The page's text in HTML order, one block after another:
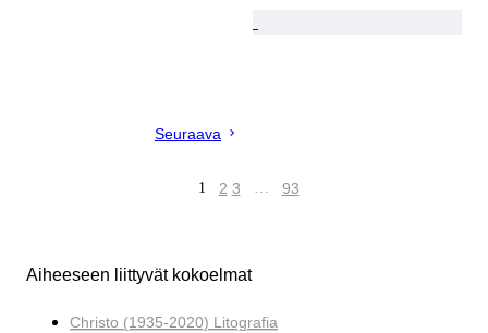
Seuraava
1 2 3 … 93
Aiheeseen liittyvät kokoelmat
Christo (1935-2020) Litografia